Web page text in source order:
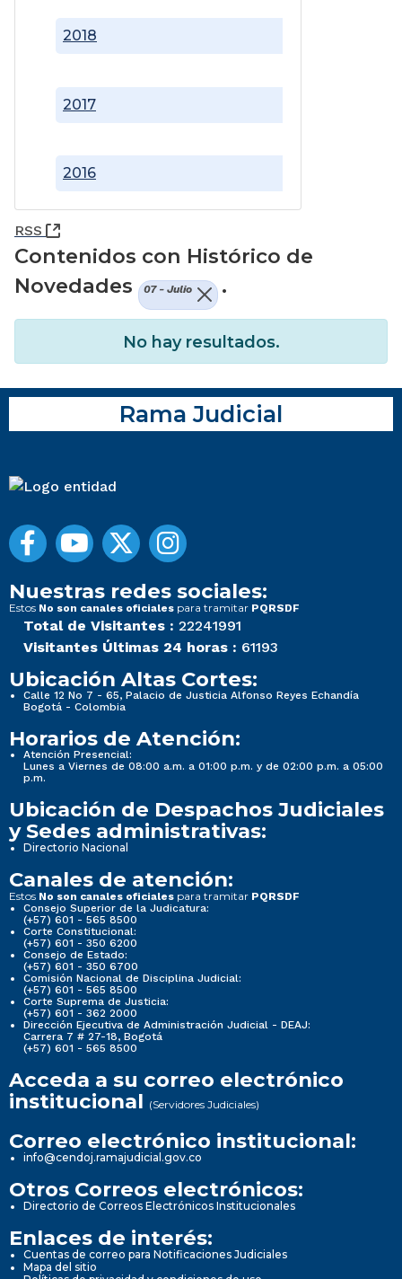
2016
2017
2018
RSS (Abre una nueva ventana)
Contenidos con Histórico de
Novedades
07 - Julio .
No hay resultados.
Rama Judicial
Nuestras redes sociales:
Estos No son canales oficiales para tramitar PQRSDF
Total de Visitantes : 22241991
Visitantes Últimas 24 horas : 61193
Ubicación Altas Cortes:
Calle 12 No 7 - 65, Palacio de Justicia Alfonso Reyes Echandía
Bogotá - Colombia
Horarios de Atención:
Atención Presencial:
Lunes a Viernes de 08:00 a.m. a 01:00 p.m. y de 02:00 p.m. a 05:00
p.m.
Ubicación de Despachos Judiciales
y Sedes administrativas:
Directorio Nacional
Canales de atención:
Estos No son canales oficiales para tramitar PQRSDF
Consejo Superior de la Judicatura:
(+57) 601 - 565 8500
Corte Constitucional:
(+57) 601 - 350 6200
Consejo de Estado:
(+57) 601 - 350 6700
Comisión Nacional de Disciplina Judicial:
(+57) 601 - 565 8500
Corte Suprema de Justicia:
(+57) 601 - 362 2000
Dirección Ejecutiva de Administración Judicial - DEAJ:
Carrera 7 # 27-18, Bogotá
(+57) 601 - 565 8500
Acceda a su correo electrónico
institucional (Servidores Judiciales)
Correo electrónico institucional:
info@cendoj.ramajudicial.gov.co
Otros Correos electrónicos:
Directorio de Correos Electrónicos Institucionales
Enlaces de interés:
Cuentas de correo para Notificaciones Judiciales
Mapa del sitio